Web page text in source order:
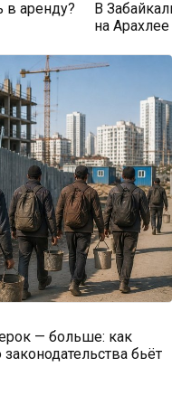
14
без
в аренду?
В
на
— больше: как
бьёт